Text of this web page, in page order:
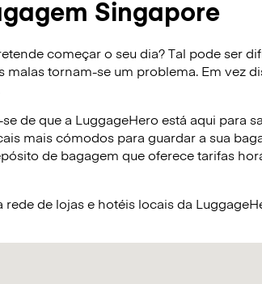
Singapore
começar o seu dia? Tal pode ser
tornam-se um problema. Em vez
de que a LuggageHero está aqui para
mais cómodos para guardar a sua
de bagagem que oferece tarifas
de lojas e hotéis locais da